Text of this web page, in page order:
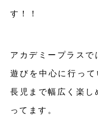
す！！
アカデミープラスで
遊びを中心に行っ
長児まで幅広く楽し
ってます。